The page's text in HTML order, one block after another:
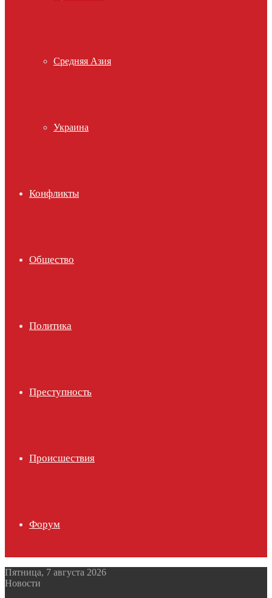
Средняя Азия
Украина
Конфликты
Общество
Политика
Преступность
Происшествия
Форум
Пятница, 7 августа 2026
Новости